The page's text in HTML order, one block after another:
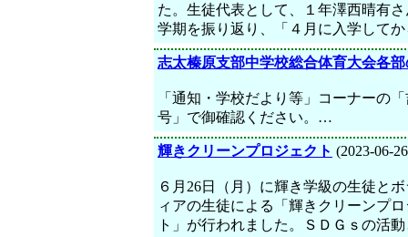
た。生徒代表として、１年澤西晴有
学期を振り返り、「４月に入学して
志太榛原支部中学校総合体育大会各
「通知・学校だより等」コーナーの
号」で御確認ください。…
輝きクリーンプロジェクト (2023-06-
６月26日（月）に輝き学級の生徒と
ィアの生徒による「輝きクリーンプ
ト」が行われました。ＳＤＧｓの活